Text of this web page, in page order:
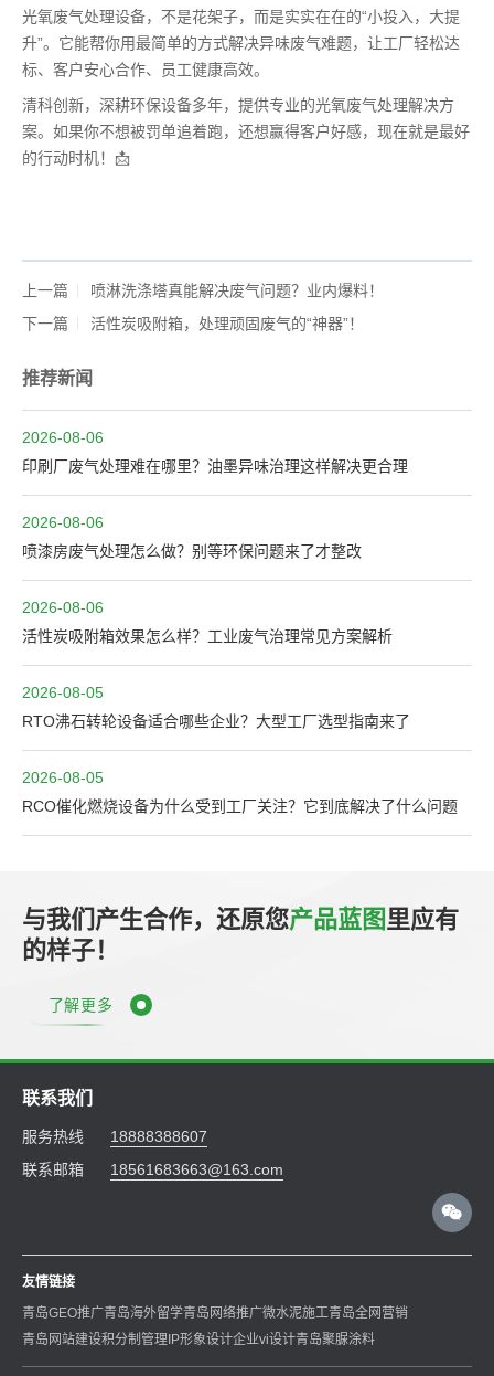
光氧废气处理设备，不是花架子，而是实实在在的“小投入，大提
升”。它能帮你用最简单的方式解决异味废气难题，让工厂轻松达
标、客户安心合作、员工健康高效。
清科创新，深耕环保设备多年，提供专业的光氧废气处理解决方
案。如果你不想被罚单追着跑，还想赢得客户好感，现在就是最好
的行动时机！📩
上一篇
喷淋洗涤塔真能解决废气问题？业内爆料！
下一篇
活性炭吸附箱，处理顽固废气的“神器”！
推荐新闻
2026-08-06
印刷厂废气处理难在哪里？油墨异味治理这样解决更合理
2026-08-06
喷漆房废气处理怎么做？别等环保问题来了才整改
2026-08-06
活性炭吸附箱效果怎么样？工业废气治理常见方案解析
2026-08-05
RTO沸石转轮设备适合哪些企业？大型工厂选型指南来了
2026-08-05
RCO催化燃烧设备为什么受到工厂关注？它到底解决了什么问题
与我们产生合作，还原您产品蓝图里应有
的样子！
了解更多
联系我们
服务热线
18888388607
联系邮箱
18561683663@163.com
友情链接
青岛GEO推广青岛海外留学青岛网络推广微水泥施工青岛全网营销
青岛网站建设积分制管理 IP形象设计企业vi设计青岛聚脲涂料